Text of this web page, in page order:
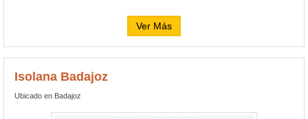
Ver Más
Isolana Badajoz
Ubicado en Badajoz